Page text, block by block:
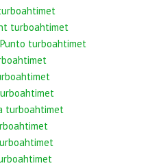
turboahtimet
turboahtimet
turboahtimet